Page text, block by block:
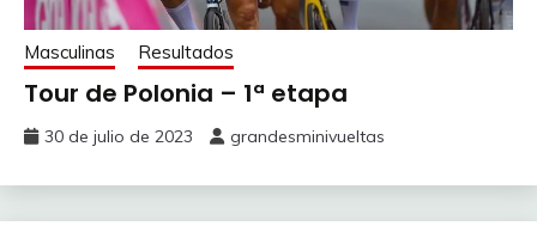
Masculinas Resultados
Tour de Polonia – 1ª etapa
30 de julio de 2023 grandesminivueltas